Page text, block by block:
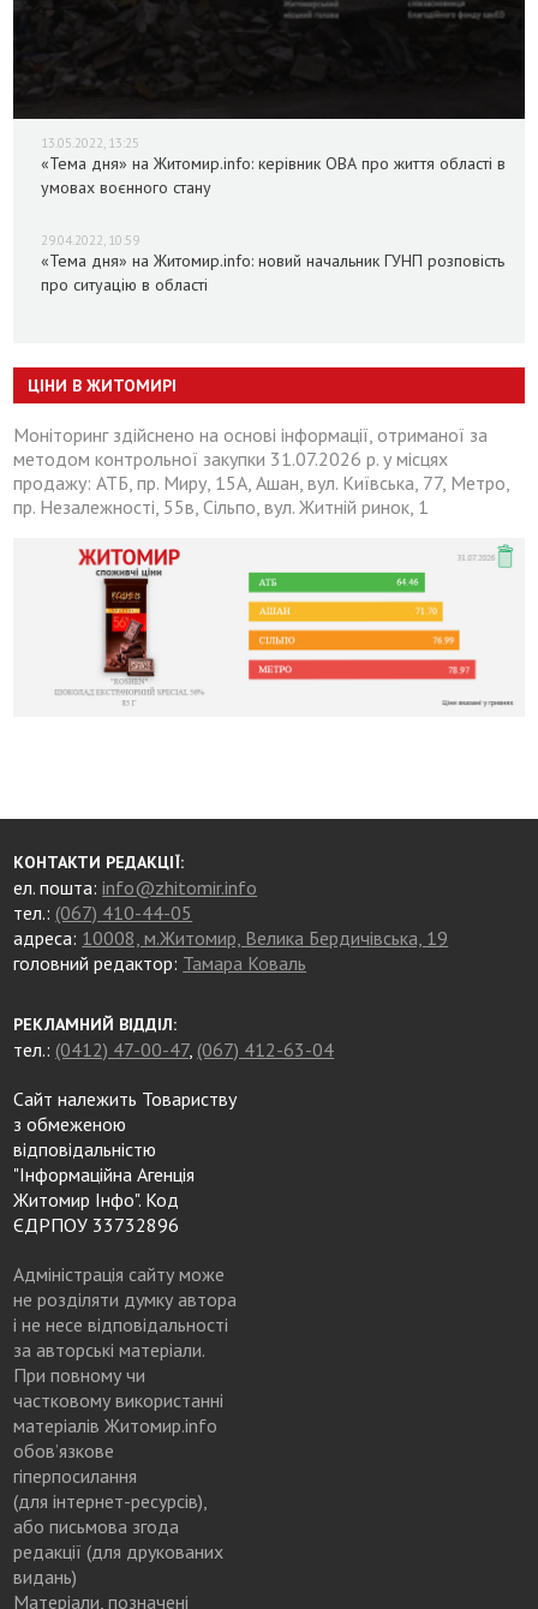
13.05.2022, 13:25
«Тема дня» на Житомир.info: керівник ОВА про життя області в
умовах воєнного стану
29.04.2022, 10:59
«Тема дня» на Житомир.info: новий начальник ГУНП розповість
про ситуацію в області
ЦІНИ В ЖИТОМИРІ
Моніторинг здійснено на основі інформації, отриманої за
методом контрольної закупки 31.07.2026 р. у місцях
продажу: АТБ, пр. Миру, 15А, Ашан, вул. Київська, 77, Метро,
пр. Незалежності, 55в, Сільпо, вул. Житній ринок, 1
КОНТАКТИ РЕДАКЦІЇ:
ел. пошта:info@zhitomir.info
тел.: (067) 410-44-05
адреса: 10008, м.Житомир, Велика Бердичівська, 19
головний редактор: Тамара Коваль
РЕКЛАМНИЙ ВІДДІЛ:
тел.: (0412) 47-00-47, (067) 412-63-04
Сайт належить Товариству
з обмеженою
відповідальністю
"Інформаційна Агенція
Житомир Інфо". Код
ЄДРПОУ 33732896
Адміністрація сайту може
не розділяти думку автора
і не несе відповідальності
за авторські матеріали.
При повному чи
частковому використанні
матеріалів Житомир.info
обов’язкове
гіперпосилання
(для інтернет-ресурсів),
або письмова згода
редакції (для друкованих
видань)
Матеріали, позначені